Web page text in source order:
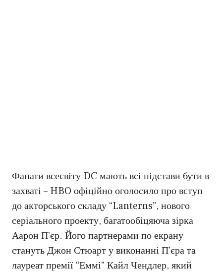
Фанати всесвіту DC мають всі підстави бути в
захваті – HBO офіційно оголосило про вступ
до акторського складу “Lanterns”, нового
серіального проекту, багатообіцяюча зірка
Аарон П’єр. Його партнерами по екрану
стануть Джон Стюарт у виконанні П’єра та
лауреат премії “Еммі” Кайл Чендлер, який